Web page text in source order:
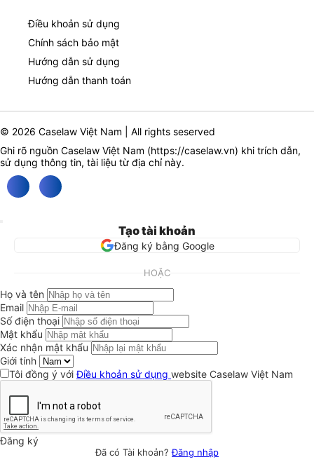
Điều khoản sử dụng
Chính sách bảo mật
Hướng dẫn sử dụng
Hướng dẫn thanh toán
© 2026 Caselaw Việt Nam | All rights seserved
Ghi rõ nguồn Caselaw Việt Nam (https://caselaw.vn) khi trích dẫn,
sử dụng thông tin, tài liệu từ địa chỉ này.
Tạo tài khoản
Đăng ký bằng Google
HOẶC
Họ và tên
Email
Số điện thoại
Mật khẩu
Xác nhận mật khẩu
Giới tính
Tôi đồng ý vớiĐiều khoản sử dụng website Caselaw Việt Nam
Đăng ký
Đã có Tài khoản?Đăng nhập